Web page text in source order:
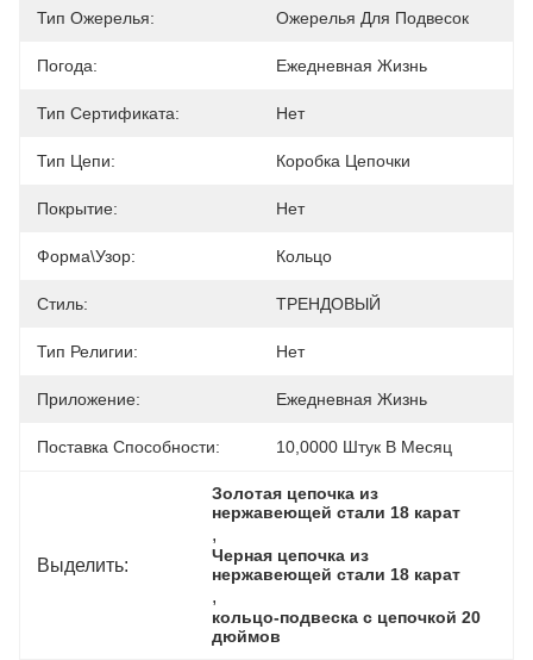
Тип Ожерелья: Ожерелья Для Подвесок
Погода: Ежедневная Жизнь
Тип Сертификата: Нет
Тип Цепи: Коробка Цепочки
Покрытие: Нет
Форма\узор: Кольцо
Стиль: ТРЕНДОВЫЙ
Тип Религии: Нет
Приложение: Ежедневная Жизнь
Поставка Способности: 10,0000 Штук В Месяц
Выделить:
Золотая цепочка из
нержавеющей стали 18 карат
,
Черная цепочка из
нержавеющей стали 18 карат
,
кольцо-подвеска с цепочкой 20
дюймов